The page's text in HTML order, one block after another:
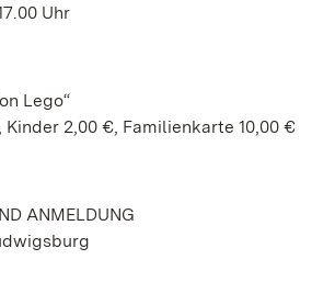
Uhr
Lego“
Kinder 2,00 €, Familienkarte 10,00 €
ANMELDUNG